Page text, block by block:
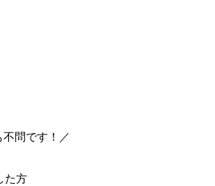
問です！／
た方